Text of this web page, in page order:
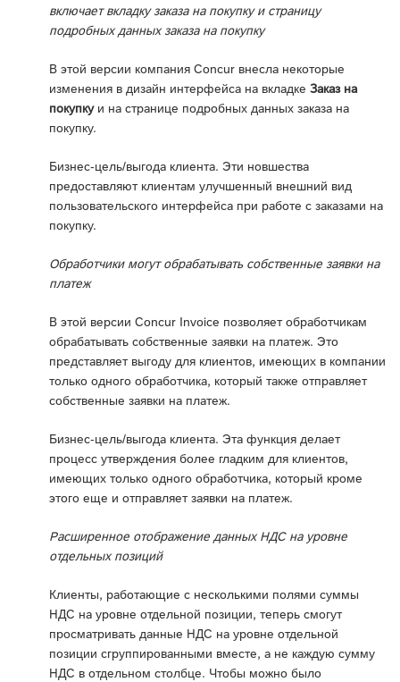
включает вкладку заказа на покупку и страницу
подробных данных заказа на покупку
В этой версии компания Concur внесла некоторые
изменения в дизайн интерфейса на вкладке Заказ на
покупкуи на странице подробных данных заказа на
покупку.
Бизнес-цель/выгода клиента. Эти новшества
предоставляют клиентам улучшенный внешний вид
пользовательского интерфейса при работе с заказами на
покупку.
Обработчики могут обрабатывать собственные заявки на
платеж
В этой версии Concur Invoice позволяет обработчикам
обрабатывать собственные заявки на платеж. Это
представляет выгоду для клиентов, имеющих в компании
только одного обработчика, который также отправляет
собственные заявки на платеж.
Бизнес-цель/выгода клиента. Эта функция делает
процесс утверждения более гладким для клиентов,
имеющих только одного обработчика, который кроме
этого еще и отправляет заявки на платеж.
Расширенное отображение данных НДС на уровне
отдельных позиций
Клиенты, работающие с несколькими полями суммы
НДС на уровне отдельной позиции, теперь смогут
просматривать данные НДС на уровне отдельной
позиции сгруппированными вместе, а не каждую сумму
НДС в отдельном столбце. Чтобы можно было